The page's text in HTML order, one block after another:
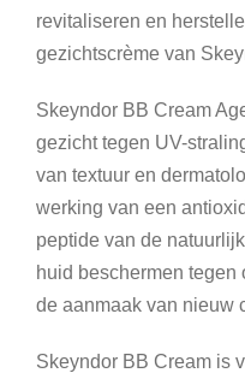
revitaliseren en
gezichtscrème van
Skeyndor BB Cream
gezicht tegen UV-
van textuur en
werking van een
peptide van de
huid beschermen
de aanmaak van nieuw
Skeyndor BB Cream is